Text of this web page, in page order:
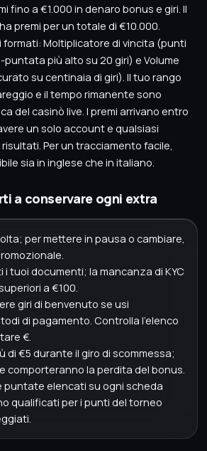
fino a €1.000 in denaro bonus e giri. Il
premi per un totale di €10.000.
formati: Moltiplicatore di vincita (punti
più alto su 20 giri) e Volume
su centinaia di giri). Il tuo rango
e il tempo rimanente sono
del casinò live. I premi arrivano entro
un solo account e qualsiasi
Per un tracciamento facile,
sia in inglese che in italiano.
a conservare ogni extra
per mettere in pausa o cambiare,
i tuoi documenti; la mancanza di KYC
a €100.
giri di benvenuto se usi
di pagamento. Controlla l'elenco
€.
di €5 durante il giro di scommessa;
comporteranno la perdita del bonus.
puntate elencati su ogni scheda
qualificati per i punti del torneo